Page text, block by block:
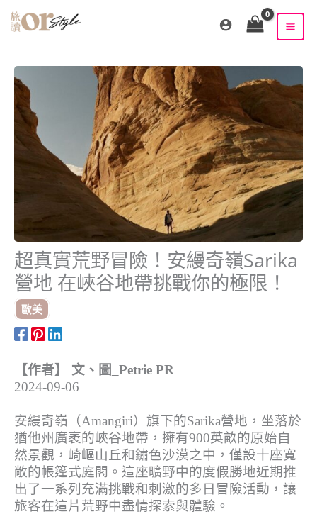
超真實荒野冒險！安縵奇嶺Sarika
營地 在峽谷地帶挑戰你的極限！
歐美
【作者】 文、圖_Petrie PR
2024-09-06
安縵奇嶺（Amangiri）旗下的Sarika營地，坐落於
猶他州廣袤的峽谷地帶，擁有900英畝的原始自
然景觀，崎嶇山丘和鏽色沙漠之中，僅設十座寬
敞的帳篷式庭閣。這座曠野中的度假勝地近期推
出了一系列充滿挑戰和刺激的多日冒險活動，讓
旅客在這片荒野中盡情探索與體驗。